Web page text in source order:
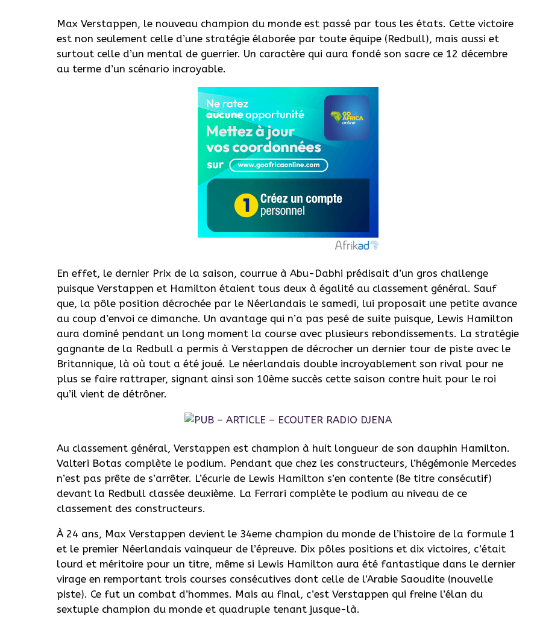
Max Verstappen, le nouveau champion du monde est passé par tous les états. Cette victoire
est non seulement celle d’une stratégie élaborée par toute équipe (Redbull), mais aussi et
surtout celle d’un mental de guerrier. Un caractère qui aura fondé son sacre ce 12 décembre
au terme d’un scénario incroyable.
En effet, le dernier Prix de la saison, courrue à Abu-Dabhi prédisait d’un gros challenge
puisque Verstappen et Hamilton étaient tous deux à égalité au classement général. Sauf
que, la pôle position décrochée par le Néerlandais le samedi, lui proposait une petite avance
au coup d’envoi ce dimanche. Un avantage qui n’a pas pesé de suite puisque, Lewis Hamilton
aura dominé pendant un long moment la course avec plusieurs rebondissements. La stratégie
gagnante de la Redbull a permis à Verstappen de décrocher un dernier tour de piste avec le
Britannique, là où tout a été joué. Le néerlandais double incroyablement son rival pour ne
plus se faire rattraper, signant ainsi son 10ème succès cette saison contre huit pour le roi
qu’il vient de détrôner.
Au classement général, Verstappen est champion à huit longueur de son dauphin Hamilton.
Valteri Botas complète le podium. Pendant que chez les constructeurs, l’hégémonie Mercedes
n’est pas prête de s’arrêter. L’écurie de Lewis Hamilton s’en contente (8e titre consécutif)
devant la Redbull classée deuxième. La Ferrari complète le podium au niveau de ce
classement des constructeurs.
À 24 ans, Max Verstappen devient le 34eme champion du monde de l’histoire de la formule 1
et le premier Néerlandais vainqueur de l’épreuve. Dix pôles positions et dix victoires, c’était
lourd et méritoire pour un titre, même si Lewis Hamilton aura été fantastique dans le dernier
virage en remportant trois courses consécutives dont celle de l’Arabie Saoudite (nouvelle
piste). Ce fut un combat d’hommes. Mais au final, c’est Verstappen qui freine l’élan du
sextuple champion du monde et quadruple tenant jusque-là.